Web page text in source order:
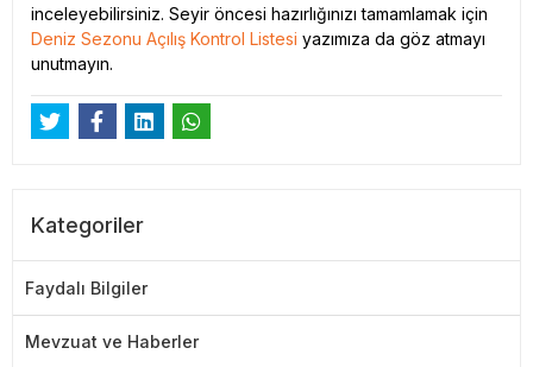
inceleyebilirsiniz. Seyir öncesi hazırlığınızı tamamlamak için
Deniz Sezonu Açılış Kontrol Listesi yazımıza da göz atmayı
unutmayın.
Kategoriler
Faydalı Bilgiler
Mevzuat ve Haberler